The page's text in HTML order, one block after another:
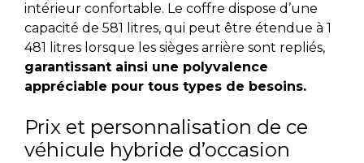
intérieur confortable. Le coffre dispose d’une
capacité de 581 litres, qui peut être étendue à 1
481 litres lorsque les sièges arrière sont repliés,
garantissant ainsi une polyvalence
appréciable pour tous types de besoins.
Prix et personnalisation de ce
véhicule hybride d’occasion